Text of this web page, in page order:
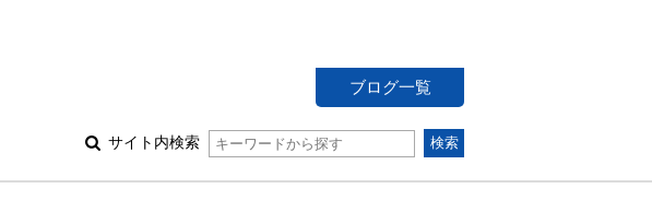
ブログ一覧
サイト内検索